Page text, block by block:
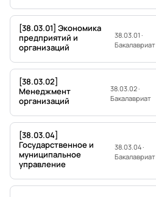
[38.03.01] Экономика
предприятий и
организаций
38.03.01 ·
Бакалавриат
[38.03.02]
Менеджмент
организаций
38.03.02 ·
Бакалавриат
[38.03.04]
Государственное и
муниципальное
управление
38.03.04 ·
Бакалавриат